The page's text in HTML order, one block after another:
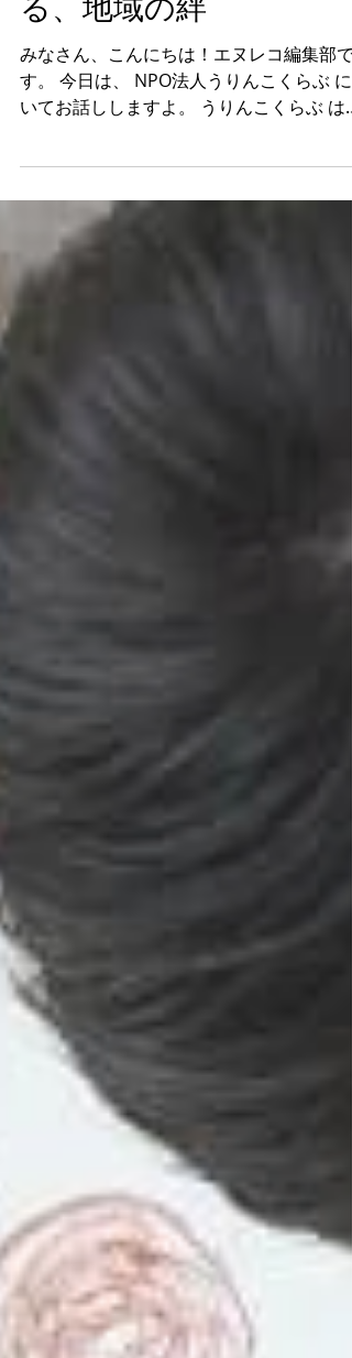
2024年8月15日
読了時間: 1分
ポテトチップスでつなが
る、地域の絆
いてお話ししますよ。 うりんこくらぶ は、
親子の情操教育支援を目的とした「感性を
き、想像力を育む活動」や「子育ての不安
悩みを軽減させるための取り組み」を行っ